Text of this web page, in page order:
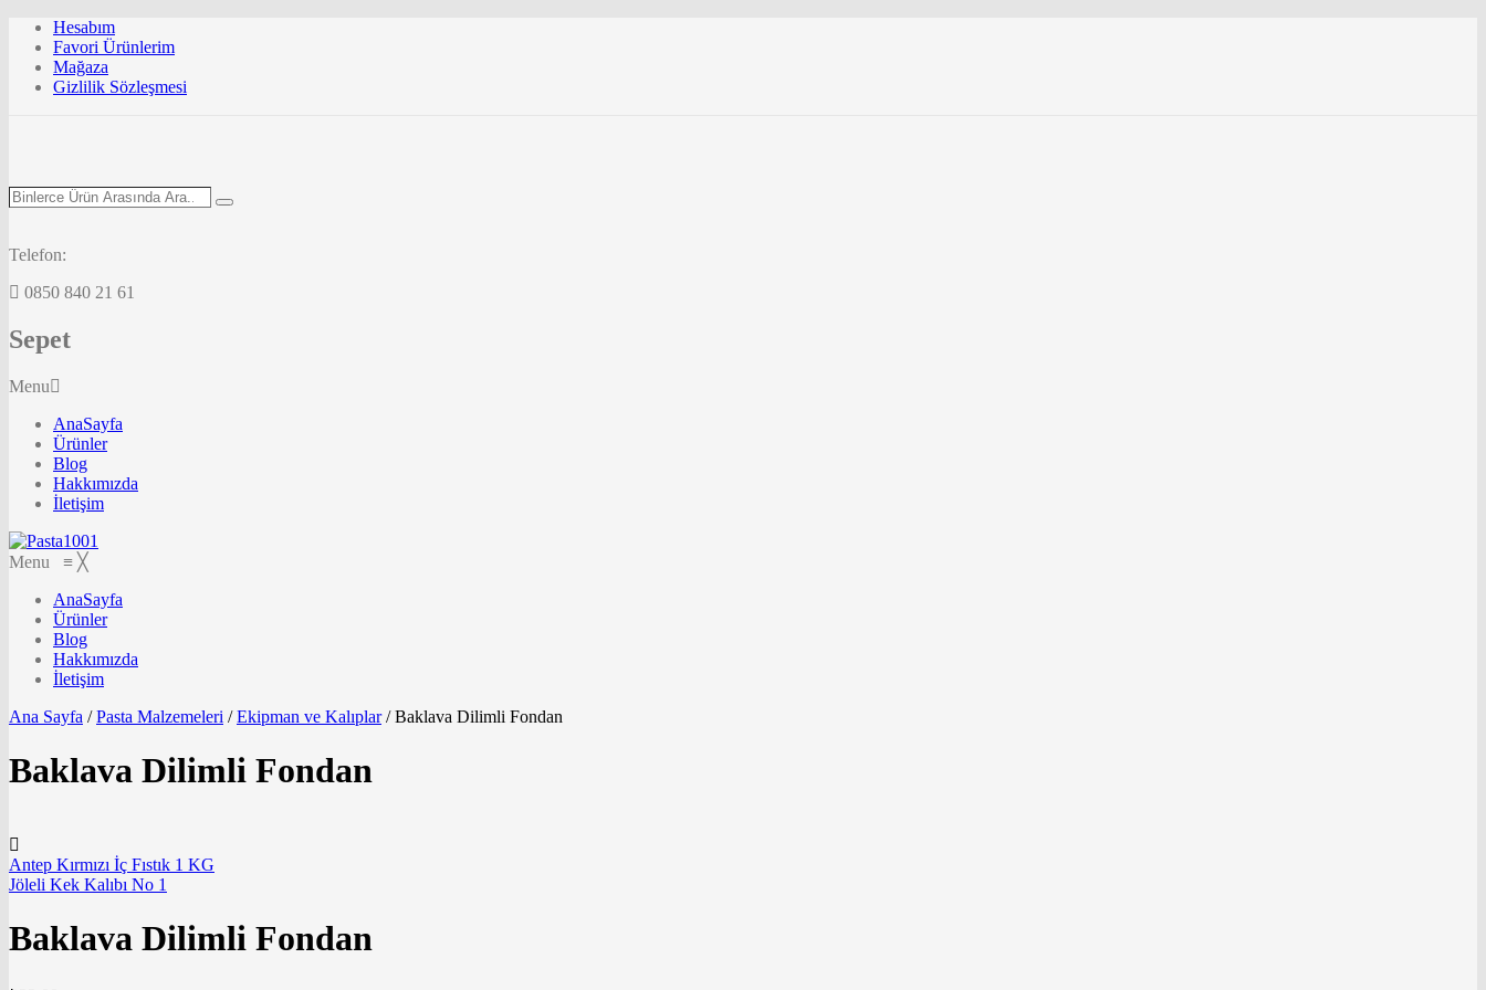
Hesabım
Favori Ürünlerim
Mağaza
Gizlilik Sözleşmesi
Binlerce
Ara...
Search
Telefon:
0850 840 21 61
Sepet
Menu
AnaSayfa
Ürünler
Blog
Hakkımızda
İletişim
Menu ≡ ╳
AnaSayfa
Ürünler
Blog
Hakkımızda
İletişim
Ana Sayfa / Pasta Malzemeleri / Ekipman ve Kalıplar /Baklava Dilimli Fondan
Baklava Dilimli Fondan
Antep Kırmızı İç Fıstık 1 KG
Jöleli Kek Kalıbı No 1
Baklava Dilimli Fondan